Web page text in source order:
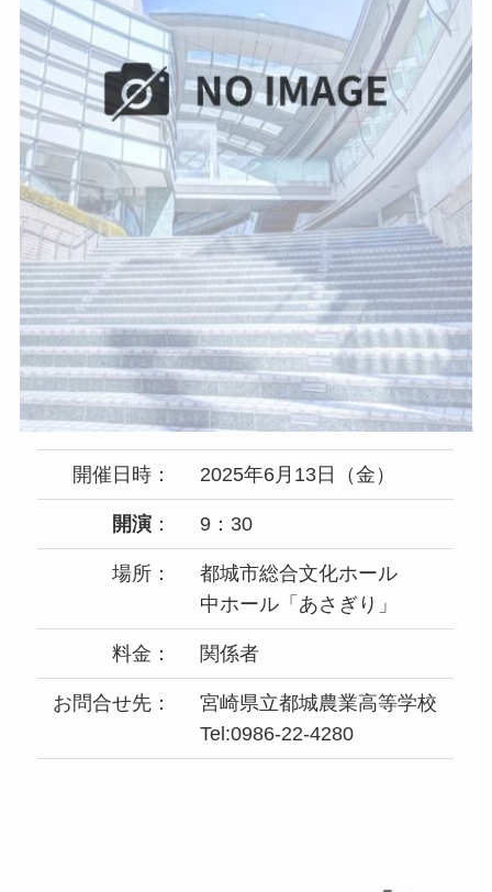
開催日時： 2025年6月13日（金）
開演： 9：30
場所：
都城市総合文化ホール
中ホール「あさぎり」
料金： 関係者
お問合せ先：
宮崎県立都城農業高等学校
Tel:0986-22-4280